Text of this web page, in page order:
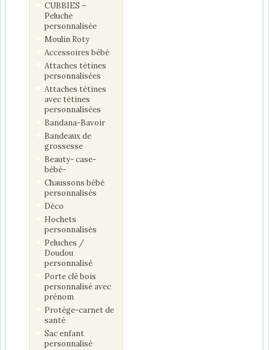
CUBBIES –
Peluche
personnalisée
Moulin Roty
Accessoires bébé
Attaches tétines
personnalisées
Attaches tétines
avec tétines
personnalisées
Bandana-Bavoir
Bandeaux de
grossesse
Beauty- case-
bébé-
Chaussons bébé
personnalisés
Déco
Hochets
personnalisés
Peluches /
Doudou
personnalisé
Porte clé bois
personnalisé avec
prénom
Protège-carnet de
santé
Sac enfant
personnalisé